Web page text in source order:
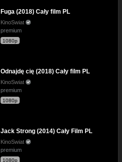
Fuga (2018) Cały film PL
KinoSwiat
premium
1080p
Odnajdę cię (2018) Cały film PL
KinoSwiat
premium
1080p
Jack Strong (2014) Cały Film PL
KinoSwiat
premium
1080p